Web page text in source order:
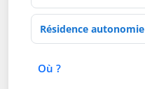
Activités de soins
Où ?